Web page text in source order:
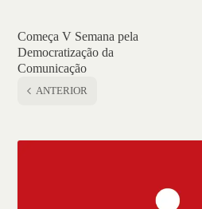
Começa V Semana pela
Democratização da
Comunicação
ANTERIOR